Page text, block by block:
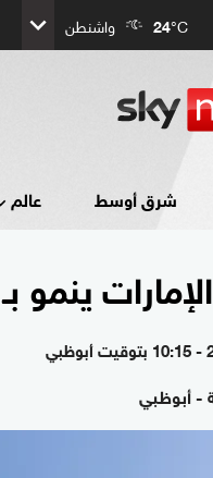
24°C واشنطن
شرق أوسط عالم
3.8% بالأشهر التسعة الأولى من 2024
- أبوظبي